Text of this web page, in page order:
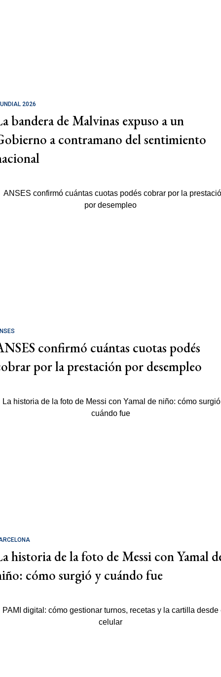
2026
bandera de Malvinas expuso a un
a contramano del sentimiento
confirmó cuántas cuotas podés
por la prestación por desempleo
historia de la foto de Messi con Yamal
cómo surgió y cuándo fue